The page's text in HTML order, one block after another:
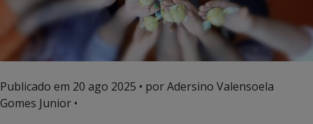
Publicado em 20 ago 2025 • por Adersino Valensoela
Gomes Junior •